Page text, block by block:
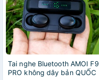
Tai nghe Bluetooth AMOI F9
PRO không dây bản QUỐC